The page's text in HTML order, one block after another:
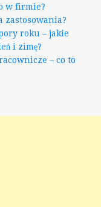
w firmie?
zastosowania?
roku – jakie
i zimę?
– co to